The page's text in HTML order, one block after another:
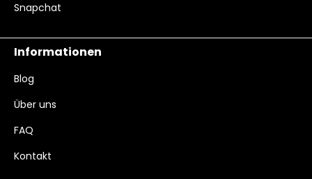
Snapchat
Informationen
Blog
Über uns
FAQ
Kontakt